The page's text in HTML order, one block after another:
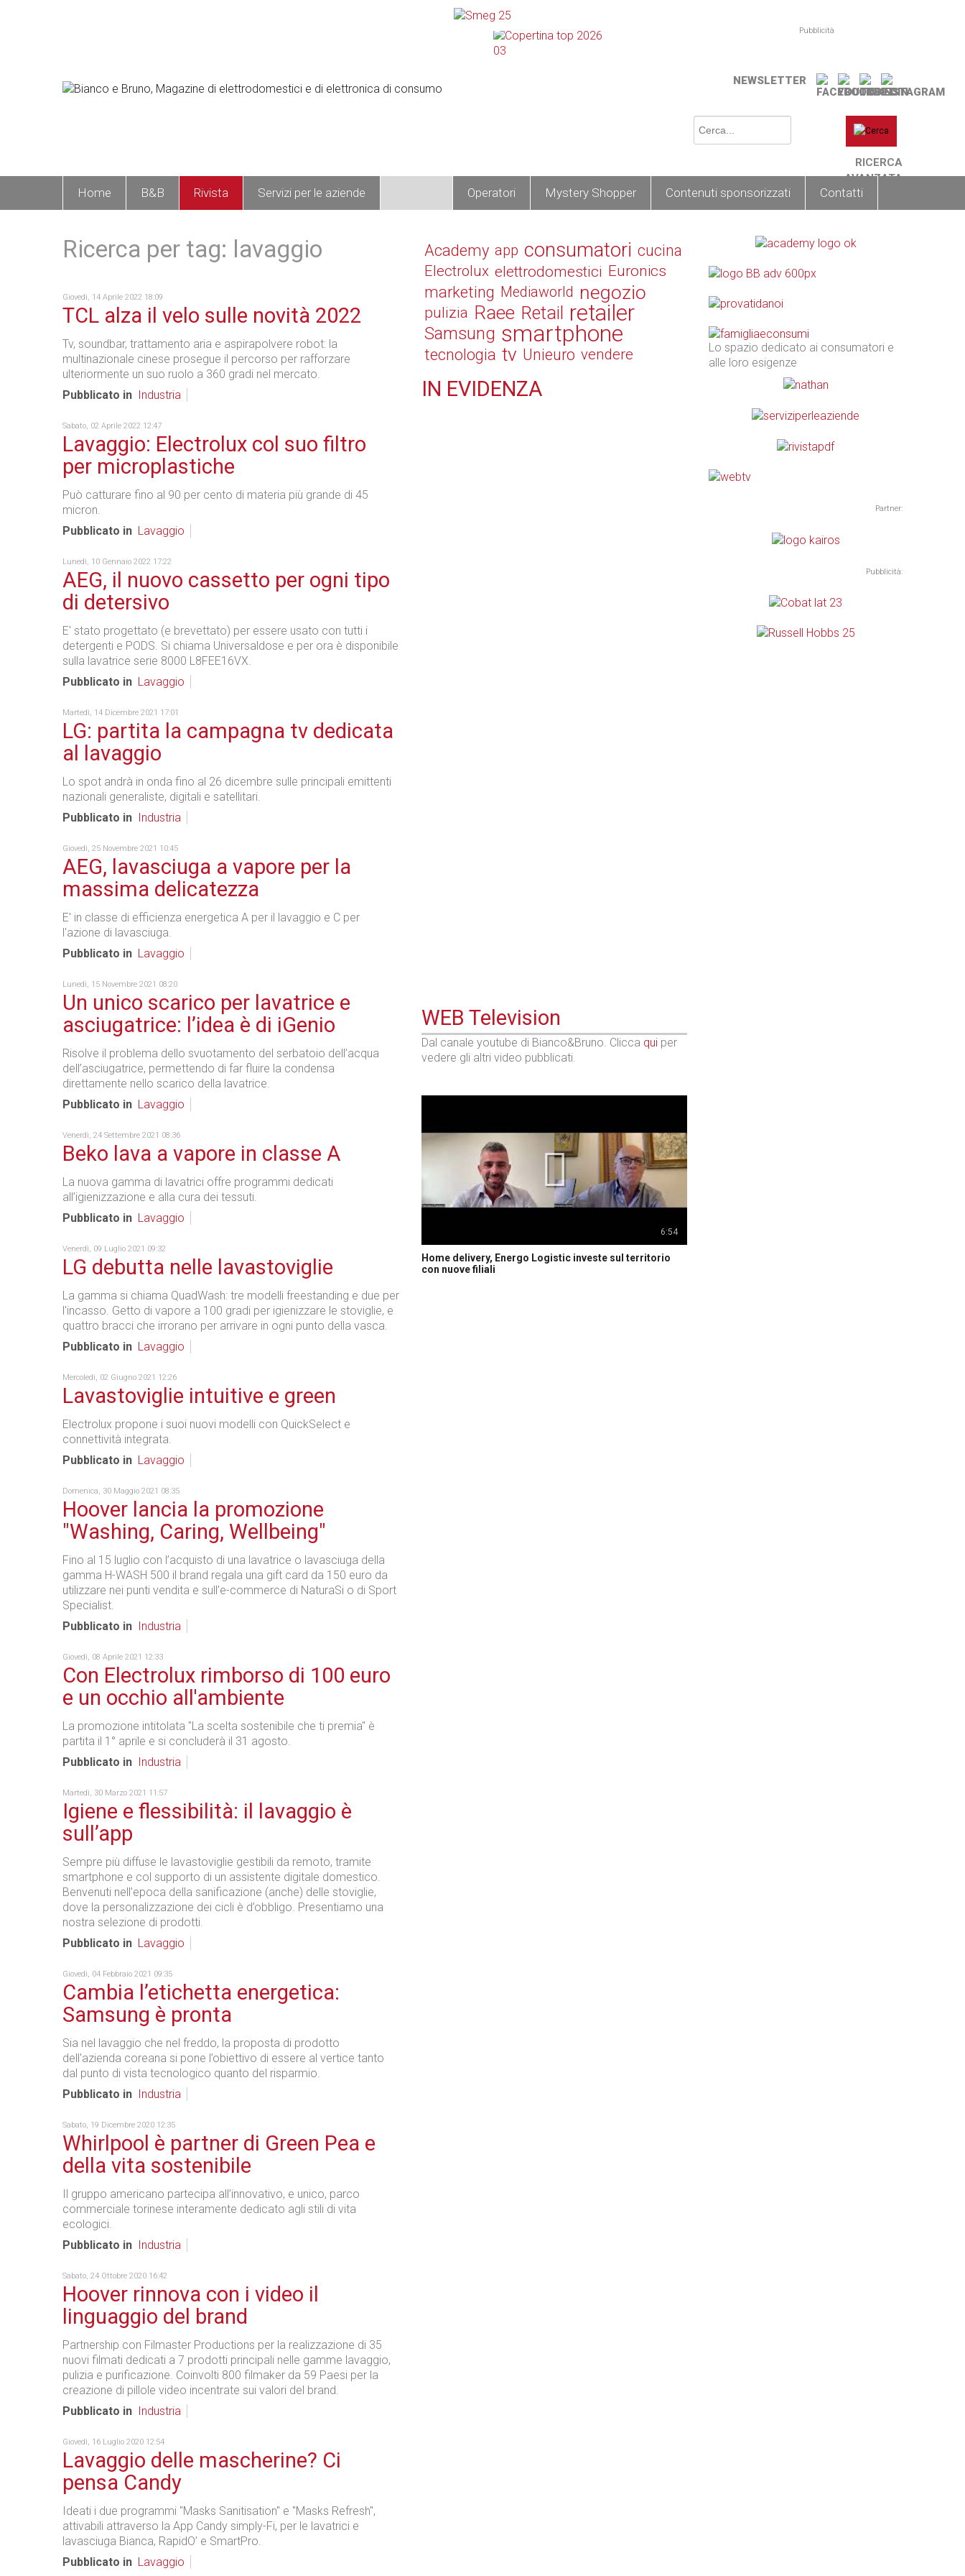
Pubblicità
NEWSLETTER
RICERCA
AVANZATA
Home B&B Rivista Servizi per le aziende Operatori Mystery Shopper Contenuti sponsorizzati Contatti
Ricerca per tag: lavaggio
Giovedì, 14 Aprile 2022 18:09
TCL alza il velo sulle novità 2022
Tv, soundbar, trattamento aria e aspirapolvere robot: la
multinazionale cinese prosegue il percorso per rafforzare
ulteriormente un suo ruolo a 360 gradi nel mercato.
Pubblicato in
Industria
Sabato, 02 Aprile 2022 12:47
Lavaggio: Electrolux col suo filtro
per microplastiche
Può catturare fino al 90 per cento di materia più grande di 45
micron.
Pubblicato in Lavaggio
Lunedì, 10 Gennaio 2022 17:22
AEG, il nuovo cassetto per ogni tipo
di detersivo
E' stato progettato (e brevettato) per essere usato con tutti i
detergenti e PODS. Si chiama Universaldose e per ora è disponibile
sulla lavatrice serie 8000 L8FEE16VX.
Pubblicato in Lavaggio
Martedì, 14 Dicembre 2021 17:01
LG: partita la campagna tv dedicata
al lavaggio
Lo spot andrà in onda fino al 26 dicembre sulle principali emittenti
nazionali generaliste, digitali e satellitari.
Pubblicato in
Industria
Giovedì, 25 Novembre 2021 10:45
AEG, lavasciuga a vapore per la
massima delicatezza
E' in classe di efficienza energetica A per il lavaggio e C per
l'azione di lavasciuga.
Pubblicato in Lavaggio
Lunedì, 15 Novembre 2021 08:20
Un unico scarico per lavatrice e
asciugatrice: l’idea è di iGenio
Risolve il problema dello svuotamento del serbatoio dell’acqua
dell’asciugatrice, permettendo di far fluire la condensa
direttamente nello scarico della lavatrice.
Pubblicato in Lavaggio
Venerdì, 24 Settembre 2021 08:36
Beko lava a vapore in classe A
La nuova gamma di lavatrici offre programmi dedicati
all’igienizzazione e alla cura dei tessuti.
Pubblicato in Lavaggio
Venerdì, 09 Luglio 2021 09:32
LG debutta nelle lavastoviglie
La gamma si chiama QuadWash: tre modelli freestanding e due per
l'incasso. Getto di vapore a 100 gradi per igienizzare le stoviglie, e
quattro bracci che irrorano per arrivare in ogni punto della vasca.
Pubblicato in Lavaggio
Mercoledì, 02 Giugno 2021 12:26
Lavastoviglie intuitive e green
Electrolux propone i suoi nuovi modelli con QuickSelect e
connettività integrata.
Pubblicato in Lavaggio
Domenica, 30 Maggio 2021 08:35
Hoover lancia la promozione
"Washing, Caring, Wellbeing"
Fino al 15 luglio con l’acquisto di una lavatrice o lavasciuga della
gamma H-WASH 500 il brand regala una gift card da 150 euro da
utilizzare nei punti vendita e sull’e-commerce di NaturaSi o di Sport
Specialist.
Pubblicato in
Industria
Giovedì, 08 Aprile 2021 12:33
Con Electrolux rimborso di 100 euro
e un occhio all'ambiente
La promozione intitolata "La scelta sostenibile che ti premia" è
partita il 1° aprile e si concluderà il 31 agosto.
Pubblicato in
Industria
Martedì, 30 Marzo 2021 11:57
Igiene e flessibilità: il lavaggio è
sull’app
Sempre più diffuse le lavastoviglie gestibili da remoto, tramite
smartphone e col supporto di un assistente digitale domestico.
Benvenuti nell’epoca della sanificazione (anche) delle stoviglie,
dove la personalizzazione dei cicli è d’obbligo. Presentiamo una
nostra selezione di prodotti.
Pubblicato in Lavaggio
Giovedì, 04 Febbraio 2021 09:35
Cambia l’etichetta energetica:
Samsung è pronta
Sia nel lavaggio che nel freddo, la proposta di prodotto
dell'azienda coreana si pone l’obiettivo di essere al vertice tanto
dal punto di vista tecnologico quanto del risparmio.
Pubblicato in
Industria
Sabato, 19 Dicembre 2020 12:35
Whirlpool è partner di Green Pea e
della vita sostenibile
Il gruppo americano partecipa all’innovativo, e unico, parco
commerciale torinese interamente dedicato agli stili di vita
ecologici.
Pubblicato in
Industria
Sabato, 24 Ottobre 2020 16:42
Hoover rinnova con i video il
linguaggio del brand
Partnership con Filmaster Productions per la realizzazione di 35
nuovi filmati dedicati a 7 prodotti principali nelle gamme lavaggio,
pulizia e purificazione. Coinvolti 800 filmaker da 59 Paesi per la
creazione di pillole video incentrate sui valori del brand.
Pubblicato in
Industria
Giovedì, 16 Luglio 2020 12:54
Lavaggio delle mascherine? Ci
pensa Candy
Ideati i due programmi "Masks Sanitisation" e "Masks Refresh",
attivabili attraverso la App Candy simply-Fi, per le lavatrici e
lavasciuga Bianca, RapidO’ e SmartPro.
Pubblicato in Lavaggio
Academy app consumatori cucina
Electrolux elettrodomestici Euronics
marketing Mediaworld negozio
pulizia Raee Retail retailer
Samsung smartphone
tecnologia tv Unieuro vendere
IN EVIDENZA
WEB Television
Dal canale youtube di Bianco&Bruno. Clicca qui per
vedere gli altri video pubblicati.
6:54
Home delivery, Energo Logistic investe sul territorio
con nuove filiali
Lo spazio dedicato ai consumatori e
alle loro esigenze
Partner:
Pubblicità: